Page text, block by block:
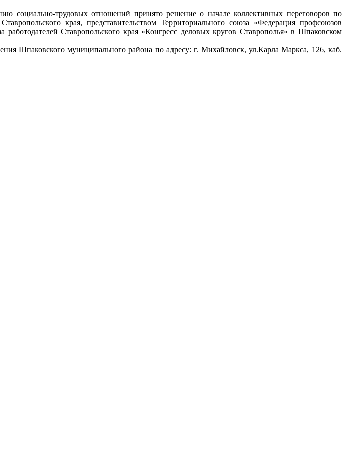
социально-трудовых отношений принято решение о начале коллективных переговоров по
края, представительством Территориального союза «Федерация профсоюзов
Ставропольского края «Конгресс деловых кругов Ставрополья» в Шпаковском
Шпаковского муниципального района по адресу: г. Михайловск, ул.Карла Маркса, 126, каб.